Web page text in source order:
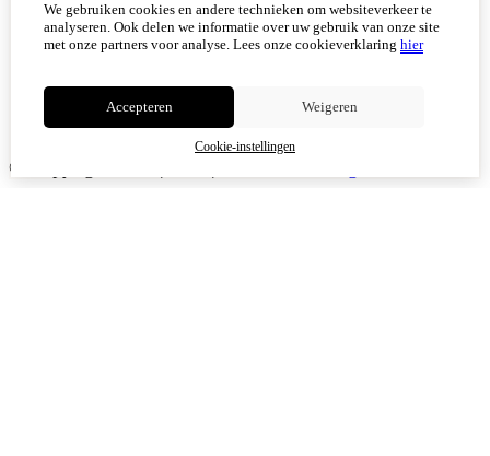
© Copyright 2026
We gebruiken cookies en andere technieken om websiteverkeer te
analyseren. Ook delen we informatie over uw gebruik van onze site
met onze partners voor analyse. Lees onze cookieverklaring hier
Accepteren Weigeren
Cookie-instellingen